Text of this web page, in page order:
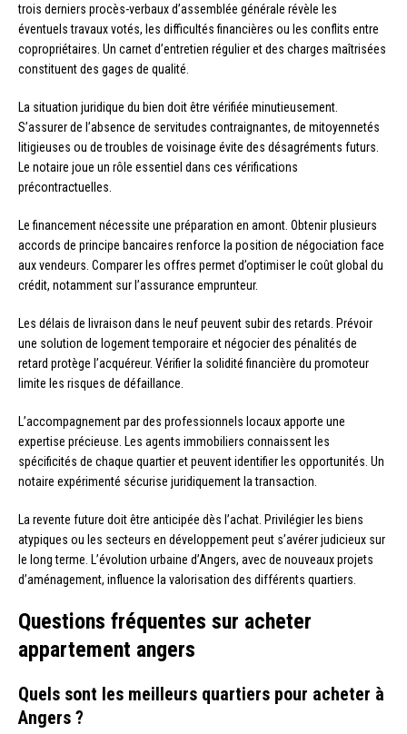
trois derniers procès-verbaux d’assemblée générale révèle les
éventuels travaux votés, les difficultés financières ou les conflits entre
copropriétaires. Un carnet d’entretien régulier et des charges maîtrisées
constituent des gages de qualité.
La situation juridique du bien doit être vérifiée minutieusement.
S’assurer de l’absence de servitudes contraignantes, de mitoyennetés
litigieuses ou de troubles de voisinage évite des désagréments futurs.
Le notaire joue un rôle essentiel dans ces vérifications
précontractuelles.
Le financement nécessite une préparation en amont. Obtenir plusieurs
accords de principe bancaires renforce la position de négociation face
aux vendeurs. Comparer les offres permet d’optimiser le coût global du
crédit, notamment sur l’assurance emprunteur.
Les délais de livraison dans le neuf peuvent subir des retards. Prévoir
une solution de logement temporaire et négocier des pénalités de
retard protège l’acquéreur. Vérifier la solidité financière du promoteur
limite les risques de défaillance.
L’accompagnement par des professionnels locaux apporte une
expertise précieuse. Les agents immobiliers connaissent les
spécificités de chaque quartier et peuvent identifier les opportunités. Un
notaire expérimenté sécurise juridiquement la transaction.
La revente future doit être anticipée dès l’achat. Privilégier les biens
atypiques ou les secteurs en développement peut s’avérer judicieux sur
le long terme. L’évolution urbaine d’Angers, avec de nouveaux projets
d’aménagement, influence la valorisation des différents quartiers.
Questions fréquentes sur acheter
appartement angers
Quels sont les meilleurs quartiers pour acheter à
Angers ?